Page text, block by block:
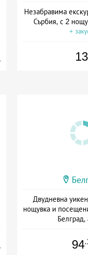
Незабравима
Сърбия, с 2
+
Двудневна
нощувка и
Белград,
94